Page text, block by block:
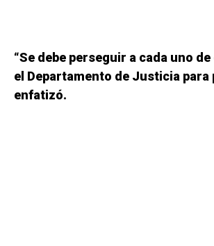
“Se debe perseguir a cada uno
el Departamento de Justicia para
enfatizó.